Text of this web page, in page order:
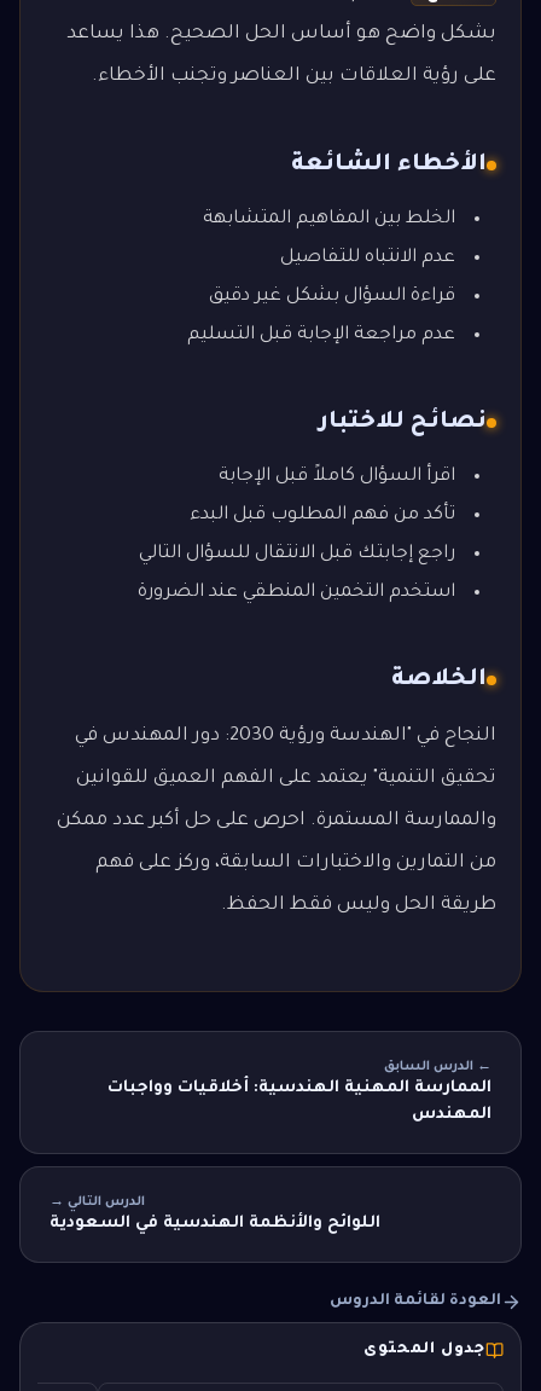
بشكل واضح هو أساس الحل الصحيح. هذا يساعد
على رؤية العلاقات بين العناصر وتجنب الأخطاء.
الأخطاء الشائعة
الخلط بين المفاهيم المتشابهة
عدم الانتباه للتفاصيل
قراءة السؤال بشكل غير دقيق
عدم مراجعة الإجابة قبل التسليم
نصائح للاختبار
اقرأ السؤال كاملاً قبل الإجابة
تأكد من فهم المطلوب قبل البدء
راجع إجابتك قبل الانتقال للسؤال التالي
استخدم التخمين المنطقي عند الضرورة
الخلاصة
النجاح في "الهندسة ورؤية 2030: دور المهندس في
تحقيق التنمية" يعتمد على الفهم العميق للقوانين
والممارسة المستمرة. احرص على حل أكبر عدد ممكن
من التمارين والاختبارات السابقة، وركز على فهم
طريقة الحل وليس فقط الحفظ.
← الدرس السابق
الممارسة المهنية الهندسية: أخلاقيات وواجبات
المهندس
الدرس التالي →
اللوائح والأنظمة الهندسية في السعودية
العودة لقائمة الدروس
جدول المحتوى